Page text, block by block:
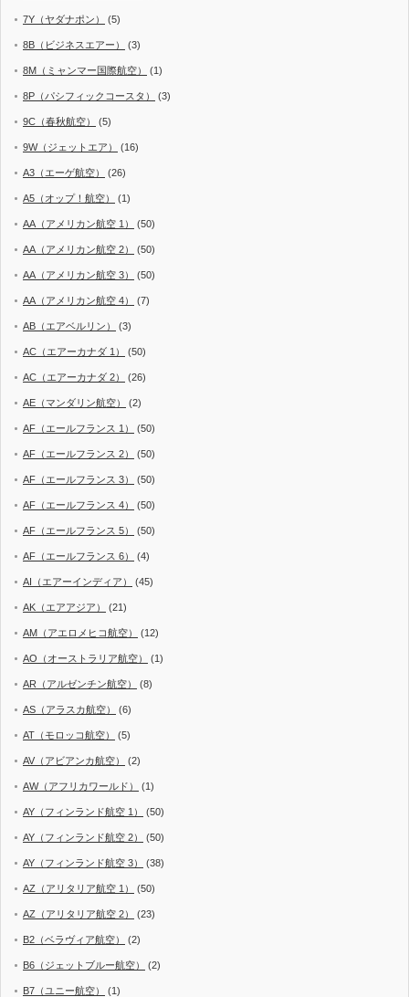
7Y（ヤダナポン） (5)
8B（ビジネスエアー） (3)
8M（ミャンマー国際航空） (1)
8P（パシフィックコースタ） (3)
9C（春秋航空） (5)
9W（ジェットエア） (16)
A3（エーゲ航空） (26)
A5（オップ！航空） (1)
AA（アメリカン航空 1） (50)
AA（アメリカン航空 2） (50)
AA（アメリカン航空 3） (50)
AA（アメリカン航空 4） (7)
AB（エアベルリン） (3)
AC（エアーカナダ 1） (50)
AC（エアーカナダ 2） (26)
AE（マンダリン航空） (2)
AF（エールフランス 1） (50)
AF（エールフランス 2） (50)
AF（エールフランス 3） (50)
AF（エールフランス 4） (50)
AF（エールフランス 5） (50)
AF（エールフランス 6） (4)
AI（エアーインディア） (45)
AK（エアアジア） (21)
AM（アエロメヒコ航空） (12)
AO（オーストラリア航空） (1)
AR（アルゼンチン航空） (8)
AS（アラスカ航空） (6)
AT（モロッコ航空） (5)
AV（アビアンカ航空） (2)
AW（アフリカワールド） (1)
AY（フィンランド航空 1） (50)
AY（フィンランド航空 2） (50)
AY（フィンランド航空 3） (38)
AZ（アリタリア航空 1） (50)
AZ（アリタリア航空 2） (23)
B2（ベラヴィア航空） (2)
B6（ジェットブルー航空） (2)
B7（ユニー航空） (1)